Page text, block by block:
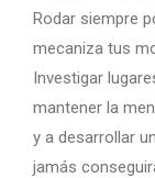
Rodar siempre
mecaniza tus
Investigar
mantener la
y a desarrollar
jamás